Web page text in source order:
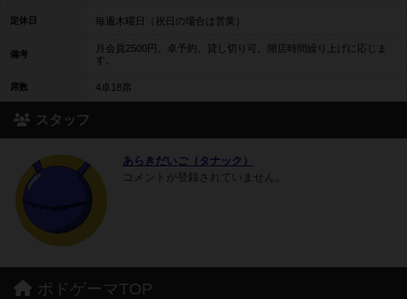
定休日 毎週木曜日（祝日の場合は営業）
備考
月会員2500円。卓予約、貸し切り可。開店時間繰り上げに応じま
す。
席数 4卓18席
スタッフ
あらきだいご（タナック）
コメントが登録されていません。
ボドゲーマTOP